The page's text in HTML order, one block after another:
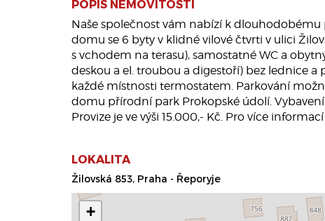
POPIS NEMOVITOSTI
Naše společnost vám nabízí k
domu se 6 byty v klidné vilové čtvrti v ulici
s vchodem na terasu), samostatné WC a
deskou a el. troubou a digestoří) bez lednice
každé místnosti termostatem. Parkování
domu přírodní park Prokopské údolí.
Provize je ve výši 15.000,- Kč. Pro více
LOKALITA
Žilovská 853, Praha - Řeporyje
+